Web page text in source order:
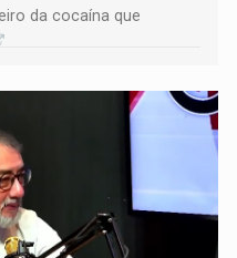
da cocaína que